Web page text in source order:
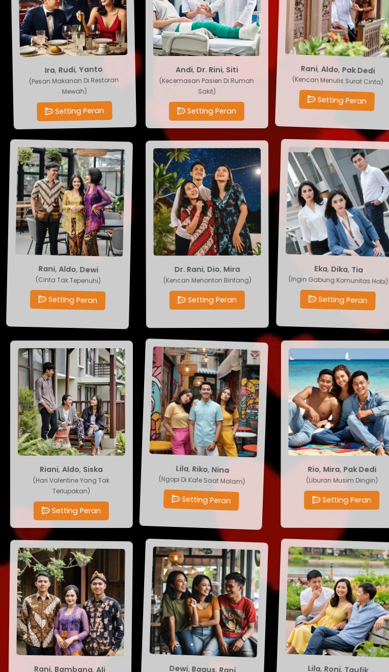
Ira, Rudi, Yanto
(Pesan Makanan Di Restoran
Mewah)
Setting Peran
Andi,Dr. Rini,Siti
(Kecemasan Pasien Di Rumah
Sakit)
Setting Peran
Rani,Aldo,Pak Dedi
(Kencan Menulis Surat Cinta)
Setting Peran
Rani ,Aldo ,Dewi
(Cinta Tak Tepenuhi)
Setting Peran
Dr. Rani,Dio,Mira
(Kencan Menonton Bintang)
Setting Peran
Eka,Dika,Tia
(Ingin Gabung Komunitas Hobi)
Setting Peran
Riani,Aldo,Siska
(Hari Valentine Yang Tak
Terlupakan)
Setting Peran
Lila,Riko,Nina
(Ngopi Di Kafe Saat Malam)
Setting Peran
Rio,Mira,Pak Dedi
(Liburan Musim Dingin)
Setting Peran
Rani, Bambang, Ali ,Bagus,Rani ,Roni,Taufik